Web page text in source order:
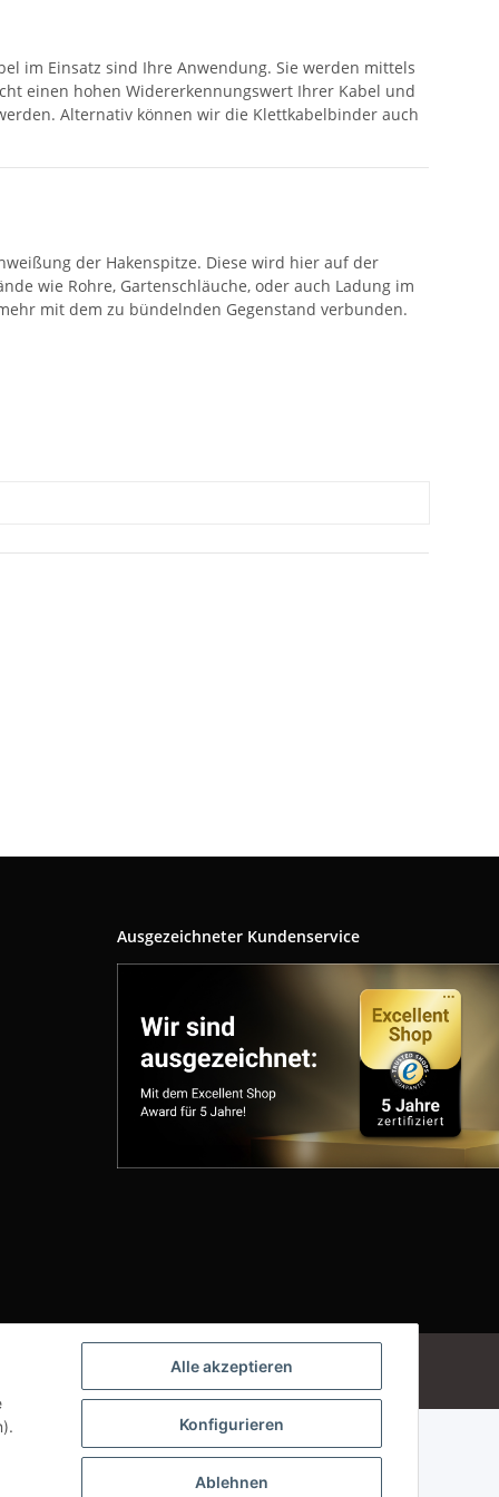
Alle akzeptieren
Konfigurieren
Ablehnen
im Einsatz sind Ihre Anwendung. Sie werden mittels
einen hohen Widererkennungswert Ihrer Kabel und
Alternativ können wir die Klettkabelbinder auch
der Hakenspitze. Diese wird hier auf der
wie Rohre, Gartenschläuche, oder auch Ladung im
mit dem zu bündelnden Gegenstand verbunden.
Ausgezeichneter Kundenservice
Powered by